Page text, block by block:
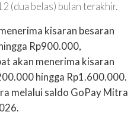
(dua belas) bulan terakhir.
kisaran besaran
Rp900.000,
akan menerima kisaran
hingga Rp1.600.000.
melalui saldo GoPay Mitra